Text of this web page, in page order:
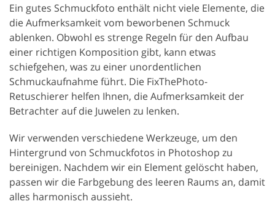
Ein gutes Schmuckfoto enthält nicht viele Elemente, die
die Aufmerksamkeit vom beworbenen Schmuck
ablenken. Obwohl es strenge Regeln für den Aufbau
einer richtigen Komposition gibt, kann etwas
schiefgehen, was zu einer unordentlichen
Schmuckaufnahme führt. Die FixThePhoto-
Retuschierer helfen Ihnen, die Aufmerksamkeit der
Betrachter auf die Juwelen zu lenken.
Wir verwenden verschiedene Werkzeuge, um den
Hintergrund von Schmuckfotos in Photoshop zu
bereinigen. Nachdem wir ein Element gelöscht haben,
passen wir die Farbgebung des leeren Raums an, damit
alles harmonisch aussieht.